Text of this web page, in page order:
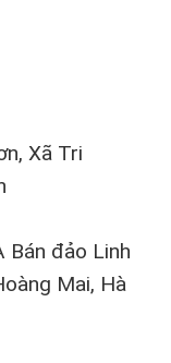
Xã Tri
Bán đảo Linh
Mai, Hà